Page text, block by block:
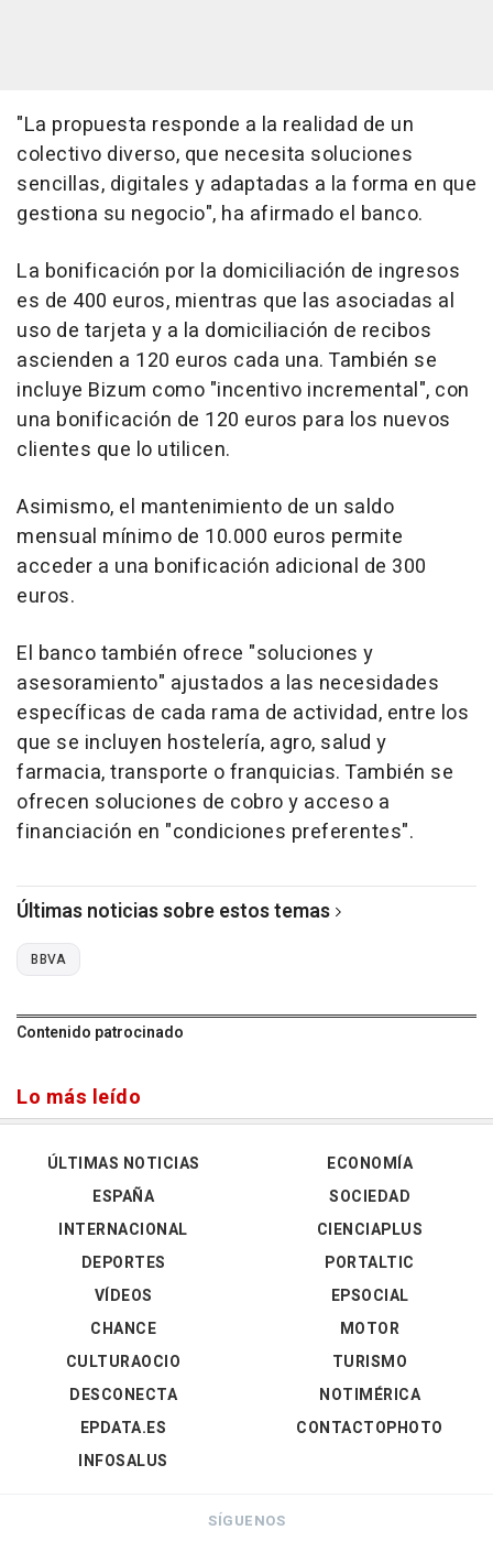
"La propuesta responde a la realidad de un
colectivo diverso, que necesita soluciones
sencillas, digitales y adaptadas a la forma en que
gestiona su negocio", ha afirmado el banco.
La bonificación por la domiciliación de ingresos
es de 400 euros, mientras que las asociadas al
uso de tarjeta y a la domiciliación de recibos
ascienden a 120 euros cada una. También se
incluye Bizum como "incentivo incremental", con
una bonificación de 120 euros para los nuevos
clientes que lo utilicen.
Asimismo, el mantenimiento de un saldo
mensual mínimo de 10.000 euros permite
acceder a una bonificación adicional de 300
euros.
El banco también ofrece "soluciones y
asesoramiento" ajustados a las necesidades
específicas de cada rama de actividad, entre los
que se incluyen hostelería, agro, salud y
farmacia, transporte o franquicias. También se
ofrecen soluciones de cobro y acceso a
financiación en "condiciones preferentes".
Últimas noticias sobre estos temas
BBVA
Contenido patrocinado
Lo más leído
ÚLTIMAS NOTICIAS
ESPAÑA
INTERNACIONAL
DEPORTES
VÍDEOS
ECONOMÍA
SOCIEDAD
CIENCIAPLUS
PORTALTIC
EPSOCIAL
CHANCE
CULTURAOCIO
DESCONECTA
EPDATA.ES
INFOSALUS
MOTOR
TURISMO
NOTIMÉRICA
CONTACTOPHOTO
SÍGUENOS